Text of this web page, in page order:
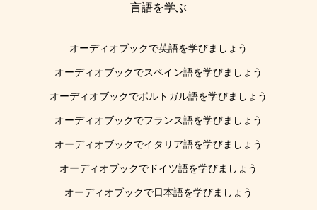
言語を学ぶ
オーディオブックで英語を学びましょう
オーディオブックでスペイン語を学びましょう
オーディオブックでポルトガル語を学びましょう
オーディオブックでフランス語を学びましょう
オーディオブックでイタリア語を学びましょう
オーディオブックでドイツ語を学びましょう
オーディオブックで日本語を学びましょう